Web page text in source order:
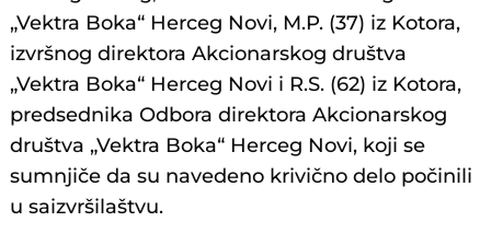
„Vektra Boka“ Herceg Novi, M.P. (37) iz Kotora,
izvršnog direktora Akcionarskog društva
„Vektra Boka“ Herceg Novi i R.S. (62) iz Kotora,
predsednika Odbora direktora Akcionarskog
društva „Vektra Boka“ Herceg Novi, koji se
sumnjiče da su navedeno krivično delo počinili
u saizvršilaštvu.